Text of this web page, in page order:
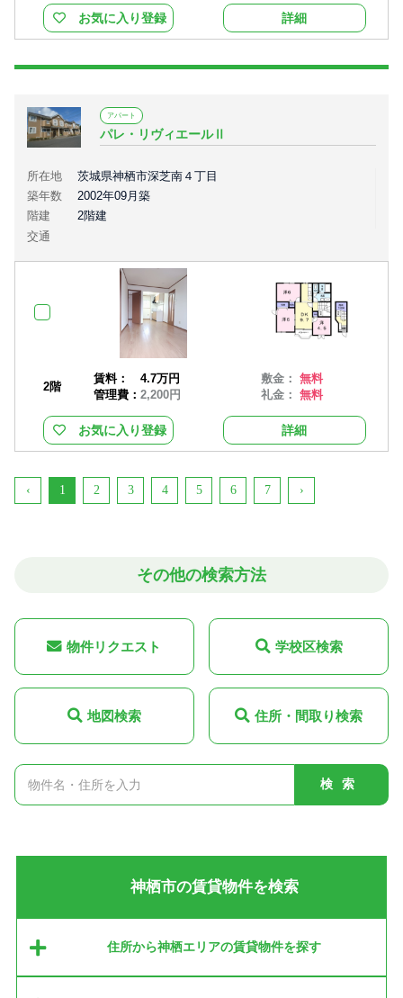
お気に入り登録 詳細
アパート
パレ・リヴィエールⅡ
所在地
茨城県神栖市深芝南４丁目
築年数
2002年09月築
階建
2階建
交通
2階
賃料：
4.7万円
管理費： 2,200円
敷金：無料
礼金：無料
お気に入り登録 詳細
‹ 1 2 3 4 5 6 7 ›
その他の検索方法
物件リクエスト 学校区検索
地図検索 住所・間取り検索
検索
神栖市の賃貸物件を検索
住所から神栖エリアの賃貸物件を探す